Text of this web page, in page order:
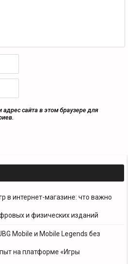
в интернет-магазине: что важно
и физических изданий
Mobile и Mobile Legends без
на платформе «Игры
сайта в этом браузере для